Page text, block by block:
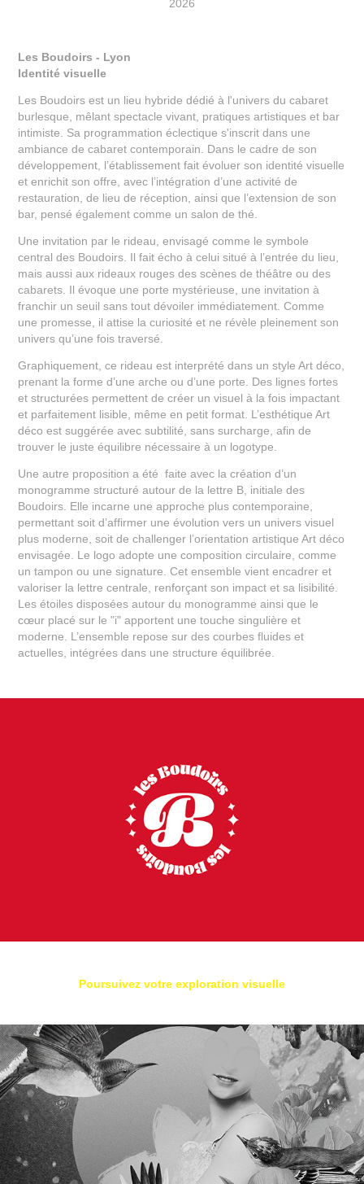
2026
Les Boudoirs - Lyon
Identité visuelle
Les Boudoirs est un lieu hybride dédié à l'univers du cabaret
burlesque, mêlant spectacle vivant, pratiques artistiques et bar
intimiste. Sa programmation éclectique s'inscrit dans une
ambiance de cabaret contemporain. Dans le cadre de son
développement, l’établissement fait évoluer son identité visuelle
et enrichit son offre, avec l’intégration d’une activité de
restauration, de lieu de réception, ainsi que l’extension de son
bar, pensé également comme un salon de thé.
Une invitation par le rideau, envisagé comme le symbole
central des Boudoirs. Il fait écho à celui situé à l’entrée du lieu,
mais aussi aux rideaux rouges des scènes de théâtre ou des
cabarets. Il évoque une porte mystérieuse, une invitation à
franchir un seuil sans tout dévoiler immédiatement. Comme
une promesse, il attise la curiosité et ne révèle pleinement son
univers qu’une fois traversé.
Graphiquement, ce rideau est interprété dans un style Art déco,
prenant la forme d’une arche ou d’une porte. Des lignes fortes
et structurées permettent de créer un visuel à la fois impactant
et parfaitement lisible, même en petit format. L’esthétique Art
déco est suggérée avec subtilité, sans surcharge, afin de
trouver le juste équilibre nécessaire à un logotype.
Une autre proposition a été faite avec la création d’un
monogramme structuré autour de la lettre B, initiale des
Boudoirs. Elle incarne une approche plus contemporaine,
permettant soit d’affirmer une évolution vers un univers visuel
plus moderne, soit de challenger l’orientation artistique Art déco
envisagée. Le logo adopte une composition circulaire, comme
un tampon ou une signature. Cet ensemble vient encadrer et
valoriser la lettre centrale, renforçant son impact et sa lisibilité.
Les étoiles disposées autour du monogramme ainsi que le
cœur placé sur le "i" apportent une touche singulière et
moderne. L’ensemble repose sur des courbes fluides et
actuelles, intégrées dans une structure équilibrée.
Poursuivez votre exploration visuelle